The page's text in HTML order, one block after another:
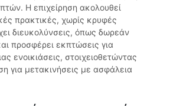
Η επιχείρηση ακολουθεί
πρακτικές, χωρίς κρυφές
διευκολύνσεις, όπως δωρεάν
προσφέρει εκπτώσεις για
ενοικιάσεις, στοιχειοθετώντας
για μετακινήσεις με ασφάλεια